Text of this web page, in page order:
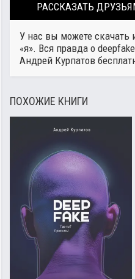
РАССКАЗАТЬ
У нас вы можете скачать
«я». Вся правда о
Андрей Курпатов
ПОХОЖИЕ КНИГИ